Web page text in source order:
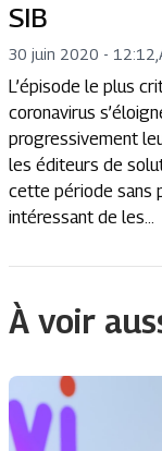
SIB
30 juin 2020 - 12:12,
L’épisode le plus
coronavirus
progressivement
les éditeurs de
cette période sans
intéressant de les...
À voir